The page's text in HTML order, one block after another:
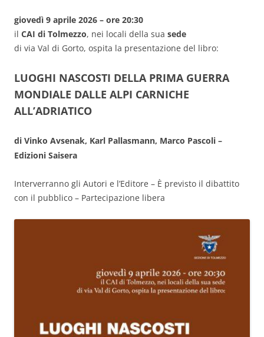
giovedì 9 aprile 2026 – ore 20:30
il CAI di Tolmezzo, nei locali della sua sede
di via Val di Gorto, ospita la presentazione del libro:
LUOGHI NASCOSTI DELLA PRIMA GUERRA
MONDIALE DALLE ALPI CARNICHE
ALL’ADRIATICO
di Vinko Avsenak, Karl Pallasmann, Marco Pascoli –
Edizioni Saisera
Interverranno gli Autori e l’Editore – È previsto il dibattito
con il pubblico – Partecipazione libera